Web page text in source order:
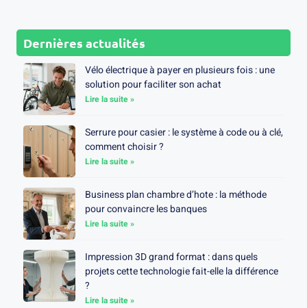
Dernières actualités
Vélo électrique à payer en plusieurs fois : une
solution pour faciliter son achat
Lire la suite »
Serrure pour casier : le système à code ou à clé,
comment choisir ?
Lire la suite »
Business plan chambre d’hote : la méthode
pour convaincre les banques
Lire la suite »
Impression 3D grand format : dans quels
projets cette technologie fait-elle la différence
?
Lire la suite »